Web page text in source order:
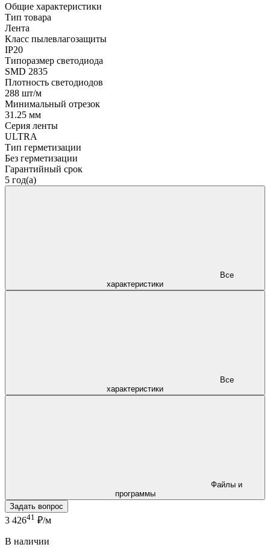
Общие характеристики
Тип товара
Лента
Класс пылевлагозащиты
IP20
Типоразмер светодиода
SMD 2835
Плотность светодиодов
288 шт/м
Минимальный отрезок
31.25 мм
Серия ленты
ULTRA
Тип герметизации
Без герметизации
Гарантийный срок
5 год(а)
характеристики
характеристики
программы
Задать вопрос
3 42641 ₽/м
В наличии